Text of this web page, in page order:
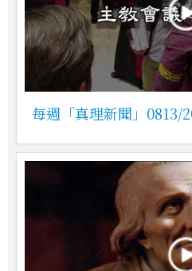
每週「真理新聞」0813/